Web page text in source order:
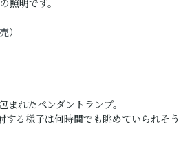
明です。
）
れたペンダントランプ。
する様子は何時間でも眺めていられそう